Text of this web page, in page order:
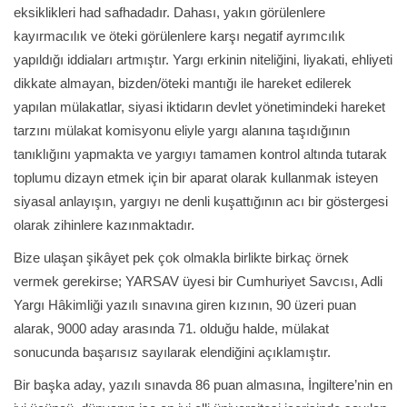
eksiklikleri had safhadadır. Dahası, yakın görülenlere
kayırmacılık ve öteki görülenlere karşı negatif ayrımcılık
yapıldığı iddiaları artmıştır. Yargı erkinin niteliğini, liyakati, ehliyeti
dikkate almayan, bizden/öteki mantığı ile hareket edilerek
yapılan mülakatlar, siyasi iktidarın devlet yönetimindeki hareket
tarzını mülakat komisyonu eliyle yargı alanına taşıdığının
tanıklığını yapmakta ve yargıyı tamamen kontrol altında tutarak
toplumu dizayn etmek için bir aparat olarak kullanmak isteyen
siyasal anlayışın, yargıyı ne denli kuşattığının acı bir göstergesi
olarak zihinlere kazınmaktadır.
Bize ulaşan şikâyet pek çok olmakla birlikte birkaç örnek
vermek gerekirse; YARSAV üyesi bir Cumhuriyet Savcısı, Adli
Yargı Hâkimliği yazılı sınavına giren kızının, 90 üzeri puan
alarak, 9000 aday arasında 71. olduğu halde, mülakat
sonucunda başarısız sayılarak elendiğini açıklamıştır.
Bir başka aday, yazılı sınavda 86 puan almasına, İngiltere’nin en